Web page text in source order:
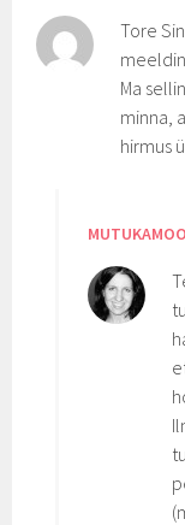
Tore
Ma
minna,
hirmus